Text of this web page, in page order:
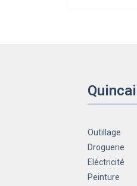
Outillage
Droguerie
Eléctricité
Peinture